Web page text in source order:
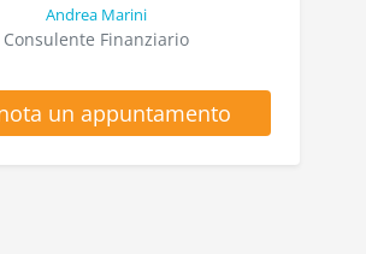
Andrea Marini
Consulente Finanziario
un appuntamento